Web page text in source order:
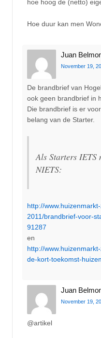
hoe hoog de (netto)
Hoe duur kan men
Juan
November 19,
De brandbrief van
ook geen brandbrief in
Die brandbrief is er
belang van de Starter.
Als Starters IETS
NIETS:
http://
2011/brandbrief-voor-
91287
en
http://
de-kort-toekomst-
Juan
November 19,
@artikel